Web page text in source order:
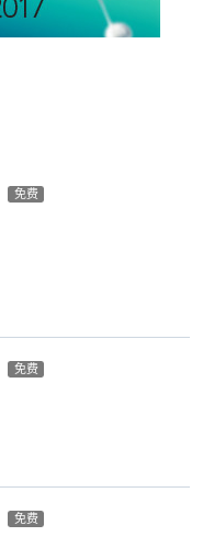
免费
免费
免费